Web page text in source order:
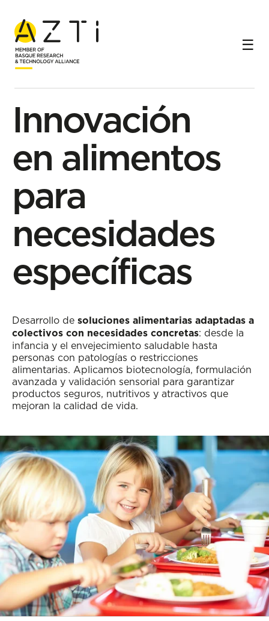
Inicio
Líneas de investigación
Nutrición y salud personalizada
Innovación en alimentos para necesidades específicas
Innovación
en alimentos
para
necesidades
específicas
Desarrollo de soluciones alimentarias adaptadas a
colectivos con necesidades concretas: desde la
infancia y el envejecimiento saludable hasta
personas con patologías o restricciones
alimentarias. Aplicamos biotecnología, formulación
avanzada y validación sensorial para garantizar
productos seguros, nutritivos y atractivos que
mejoran la calidad de vida.